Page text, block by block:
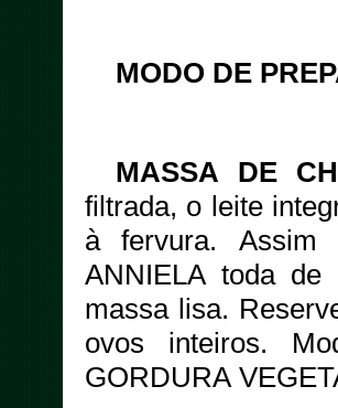
MODO DE
MASSA DE
filtrada, o leite
à fervura. Assim
ANNIELA toda
massa lisa.
ovos inteiros.
GORDURA